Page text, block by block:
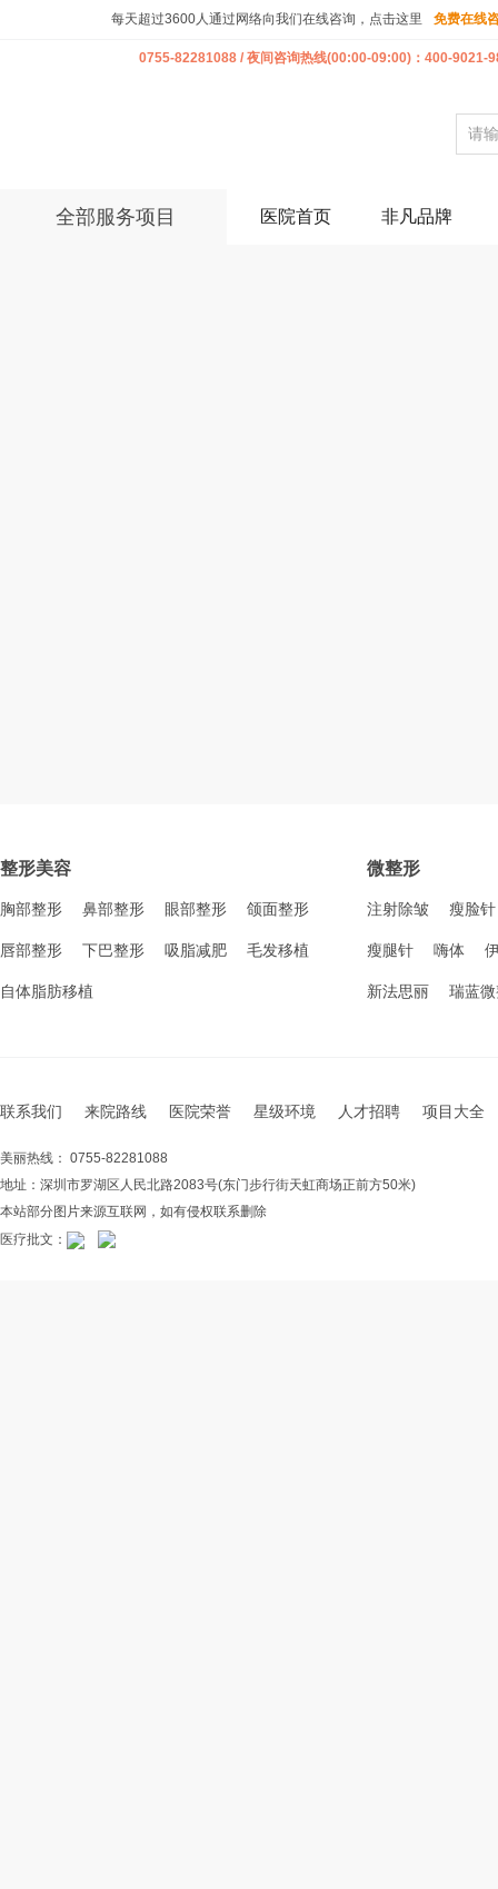
每天超过3600人通过网络向我们在线咨询，点击这里 免费在线
0755-82281088 / 夜间咨询热线(00:00-09:00)：400-9021-
全部服务项目 医院首页 非凡品牌
整形美容
胸部整形 鼻部整形 眼部整形 颌面整形
唇部整形 下巴整形 吸脂减肥 毛发移植
自体脂肪移植
微整形
注射除皱 瘦脸针
瘦腿针 嗨体
新法思丽 瑞蓝
联系我们 来院路线 医院荣誉 星级环境 人才招聘 项目大全
美丽热线： 0755-82281088
地址：深圳市罗湖区人民北路2083号(东门步行街天虹商场正前方50米)
本站部分图片来源互联网，如有侵权联系删除
医疗批文：